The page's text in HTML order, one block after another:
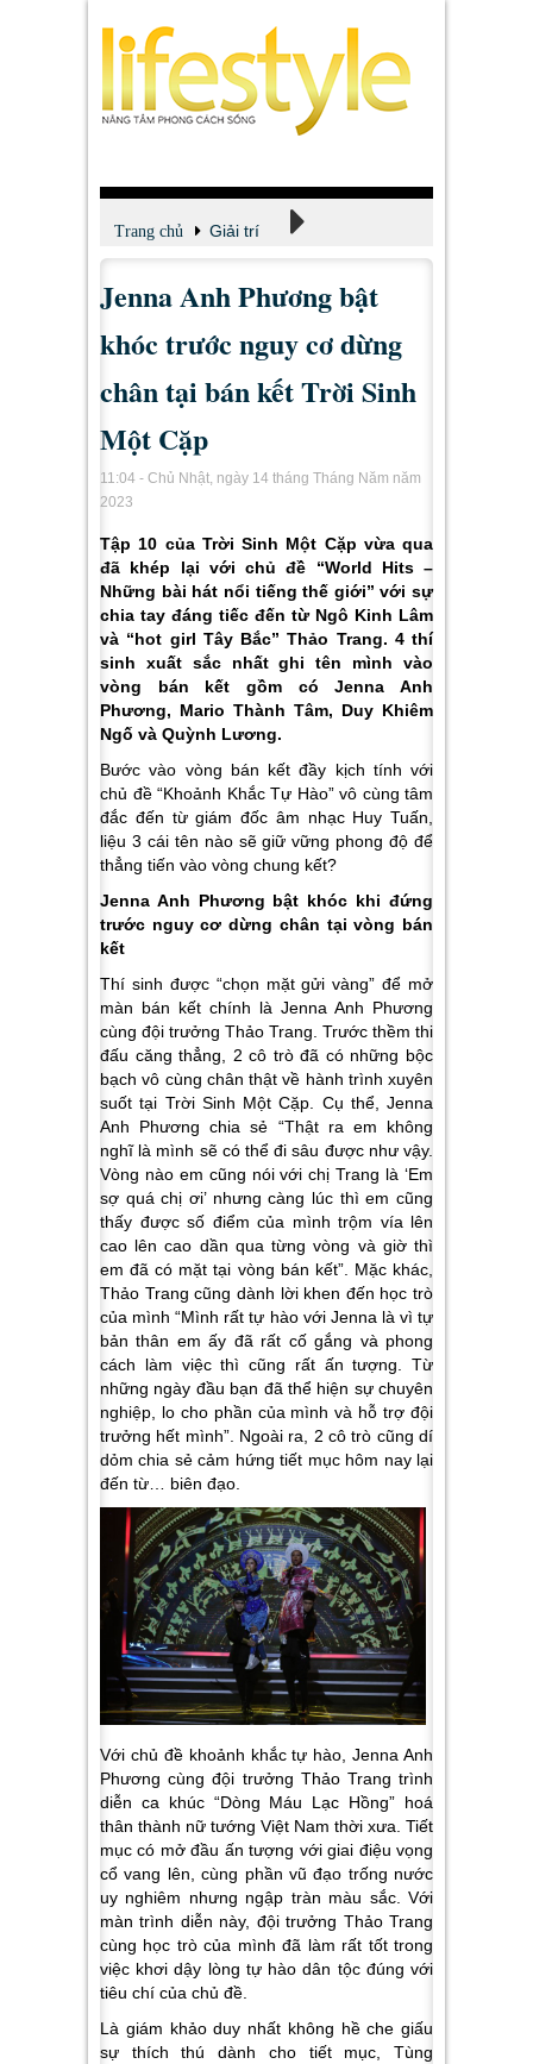
Trang chủ Giải trí
Xem - Nghe - Đọc
Jenna Anh Phương bật
khóc trước nguy cơ dừng
chân tại bán kết Trời Sinh
Một Cặp
11:04 - Chủ Nhật, ngày 14 tháng Tháng Năm năm
2023
Tập 10 của Trời Sinh Một Cặp vừa qua
đã khép lại với chủ đề “World Hits –
Những bài hát nổi tiếng thế giới” với sự
chia tay đáng tiếc đến từ Ngô Kinh Lâm
và “hot girl Tây Bắc” Thảo Trang. 4 thí
sinh xuất sắc nhất ghi tên mình vào
vòng bán kết gồm có Jenna Anh
Phương, Mario Thành Tâm, Duy Khiêm
Ngố và Quỳnh Lương.
Bước vào vòng bán kết đầy kịch tính với
chủ đề “Khoảnh Khắc Tự Hào” vô cùng tâm
đắc đến từ giám đốc âm nhạc Huy Tuấn,
liệu 3 cái tên nào sẽ giữ vững phong độ để
thẳng tiến vào vòng chung kết?
Jenna Anh Phương bật khóc khi đứng
trước nguy cơ dừng chân tại vòng bán
kết
Thí sinh được “chọn mặt gửi vàng” để mở
màn bán kết chính là Jenna Anh Phương
cùng đội trưởng Thảo Trang. Trước thềm thi
đấu căng thẳng, 2 cô trò đã có những bộc
bạch vô cùng chân thật về hành trình xuyên
suốt tại Trời Sinh Một Cặp . Cụ thể, Jenna
Anh Phương chia sẻ “Thật ra em không
nghĩ là mình sẽ có thể đi sâu được như vậy.
Vòng nào em cũng nói với chị Trang là ‘Em
sợ quá chị ơi’ nhưng càng lúc thì em cũng
thấy được số điểm của mình trộm vía lên
cao lên cao dần qua từng vòng và giờ thì
em đã có mặt tại vòng bán kết”. Mặc khác,
Thảo Trang cũng dành lời khen đến học trò
của mình“Mình rất tự hào với Jenna là vì tự
bản thân em ấy đã rất cố gắng và phong
cách làm việc thì cũng rất ấn tượng. Từ
những ngày đầu bạn đã thể hiện sự chuyên
nghiệp, lo cho phần của mình và hỗ trợ đội
trưởng hết mình”. Ngoài ra, 2 cô trò cũng dí
dỏm chia sẻ cảm hứng tiết mục hôm nay lại
đến từ… biên đạo.
Với chủ đề khoảnh khắc tự hào, Jenna Anh
Phương cùng đội trưởng Thảo Trang trình
diễn ca khúc “Dòng Máu Lạc Hồng” hoá
thân thành nữ tướng Việt Nam thời xưa. Tiết
mục có mở đầu ấn tượng với giai điệu vọng
cổ vang lên, cùng phần vũ đạo trống nước
uy nghiêm nhưng ngập tràn màu sắc. Với
màn trình diễn này, đội trưởng Thảo Trang
cùng học trò của mình đã làm rất tốt trong
việc khơi dậy lòng tự hào dân tộc đúng với
tiêu chí của chủ đề.
Là giám khảo duy nhất không hề che giấu
sự thích thú dành cho tiết mục, Tùng